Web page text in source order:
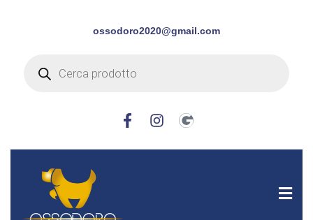
ossodoro2020@gmail.com